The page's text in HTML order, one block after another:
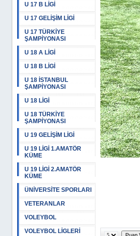
U 17 B LİGİ
U 17 GELİŞİM LİGİ
U 17 TÜRKİYE
ŞAMPİYONASI
U 18 A LİGİ
U 18 B LİGİ
U 18 İSTANBUL
ŞAMPİYONASI
U 18 LİGİ
U 18 TÜRKİYE
ŞAMPİYONASI
U 19 GELİŞİM LİGİ
U 19 LİGİ 1.AMATÖR
KÜME
U 19 LİGİ 2.AMATÖR
KÜME
ÜNİVERSİTE SPORLARI
VETERANLAR
VOLEYBOL
VOLEYBOL LİGLERİ